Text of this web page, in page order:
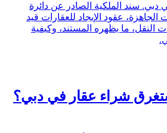
دبي. سند الملكية الصادر عن دائرة
الجاهزة، عقود الإيجاد للعقارات قيد
النقل، ما يظهره المستند، وكيفية
شراء عقار في دبي؟